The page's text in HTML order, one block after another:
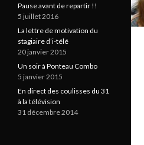
Pause avant de repartir !!
5 juillet 2016
La lettre de motivation du
stagiaire d’i-télé
20 janvier 2015
Un soir à Ponteau Combo
5 janvier 2015
En direct des coulisses du 31
à la télévision
31 décembre 2014